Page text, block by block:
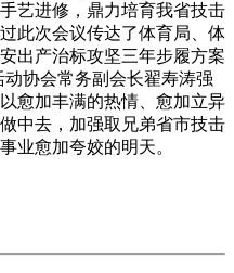
艺进修，鼎力培育我省技击
此次会议传达了体育局、体
出产治标攻坚三年步履方案
动协会常务副会长翟寿涛强
愈加丰满的热情、愈加立异
中去，加强取兄弟省市技击
业愈加夸姣的明天。